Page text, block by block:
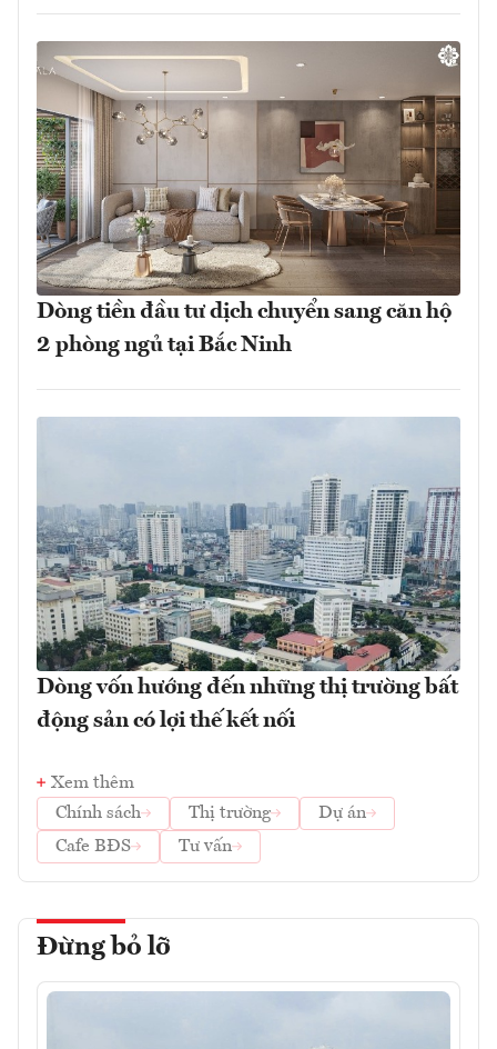
Dòng tiền đầu tư dịch chuyển sang căn hộ
2 phòng ngủ tại Bắc Ninh
Dòng vốn hướng đến những thị trường bất
động sản có lợi thế kết nối
Xem thêm
Chính sách
Thị trường
Dự án
Cafe BĐS
Tư vấn
Đừng bỏ lỡ